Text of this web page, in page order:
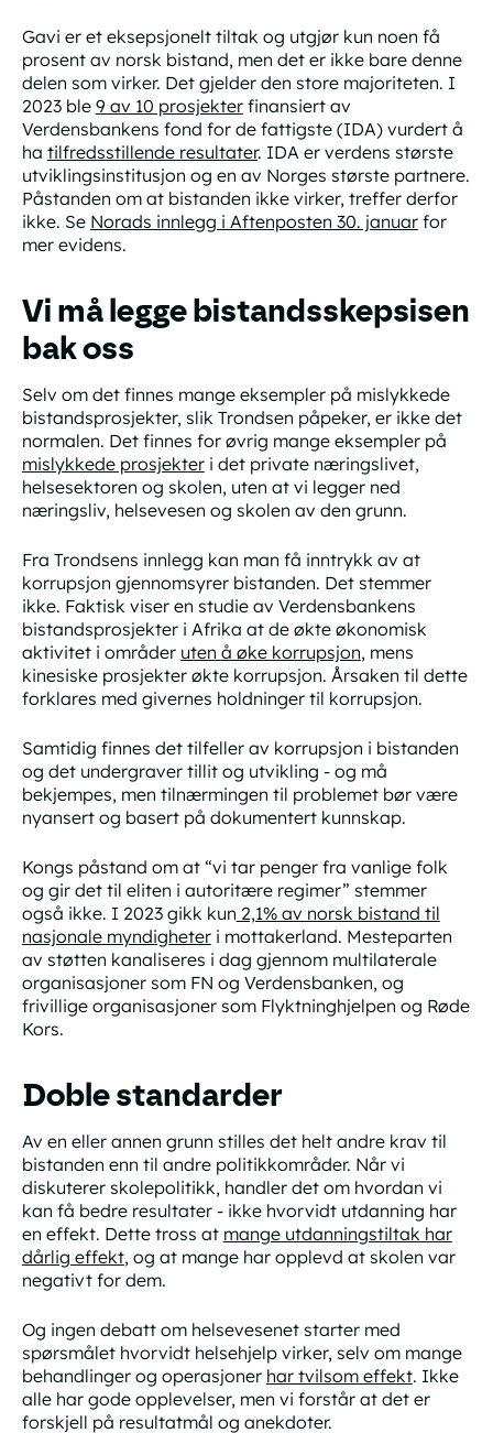
Gavi er et eksepsjonelt tiltak og utgjør kun noen få
prosent av norsk bistand, men det er ikke bare denne
delen som virker. Det gjelder den store majoriteten. I
2023 ble 9 av 10 prosjekterfinansiert av
Verdensbankens fond for de fattigste (IDA) vurdert å
ha tilfredsstillende resultater. IDA er verdens største
utviklingsinstitusjon og en av Norges største partnere.
Påstanden om at bistanden ikke virker, treffer derfor
ikke. Se Norads innlegg i Aftenposten 30. januarfor
mer evidens.
Vi må legge bistandsskepsisen
bak oss
Selv om det finnes mange eksempler på mislykkede
bistandsprosjekter, slik Trondsen påpeker, er ikke det
normalen. Det finnes for øvrig mange eksempler på
mislykkede prosjekteri det private næringslivet,
helsesektoren og skolen, uten at vi legger ned
næringsliv, helsevesen og skolen av den grunn.
Fra Trondsens innlegg kan man få inntrykk av at
korrupsjon gjennomsyrer bistanden. Det stemmer
ikke. Faktisk viser en studie av Verdensbankens
bistandsprosjekter i Afrika at de økte økonomisk
aktivitet i områder uten å øke korrupsjon, mens
kinesiske prosjekter økte korrupsjon. Årsaken til dette
forklares med givernes holdninger til korrupsjon.
Samtidig finnes det tilfeller av korrupsjon i bistanden
og det undergraver tillit og utvikling - og må
bekjempes, men tilnærmingen til problemet bør være
nyansert og basert på dokumentert kunnskap.
Kongs påstand om at “vi tar penger fra vanlige folk
og gir det til eliten i autoritære regimer” stemmer
også ikke. I 2023 gikk kun 2,1% av norsk bistand til
nasjonale myndigheteri mottakerland. Mesteparten
av støtten kanaliseres i dag gjennom multilaterale
organisasjoner som FN og Verdensbanken, og
frivillige organisasjoner som Flyktninghjelpen og Røde
Kors.
Doble standarder
Av en eller annen grunn stilles det helt andre krav til
bistanden enn til andre politikkområder. Når vi
diskuterer skolepolitikk, handler det om hvordan vi
kan få bedre resultater - ikke hvorvidt utdanning har
en effekt. Dette tross at mange utdanningstiltak har
dårlig effekt, og at mange har opplevd at skolen var
negativt for dem.
Og ingen debatt om helsevesenet starter med
spørsmålet hvorvidthelsehjelp virker, selv om mange
behandlinger og operasjoner har tvilsom effekt. Ikke
alle har gode opplevelser, men vi forstår at det er
forskjell på resultatmål og anekdoter.